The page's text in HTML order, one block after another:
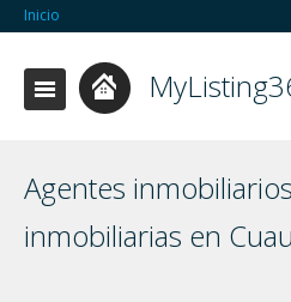
Inicio
Agentes
inmobiliarias en